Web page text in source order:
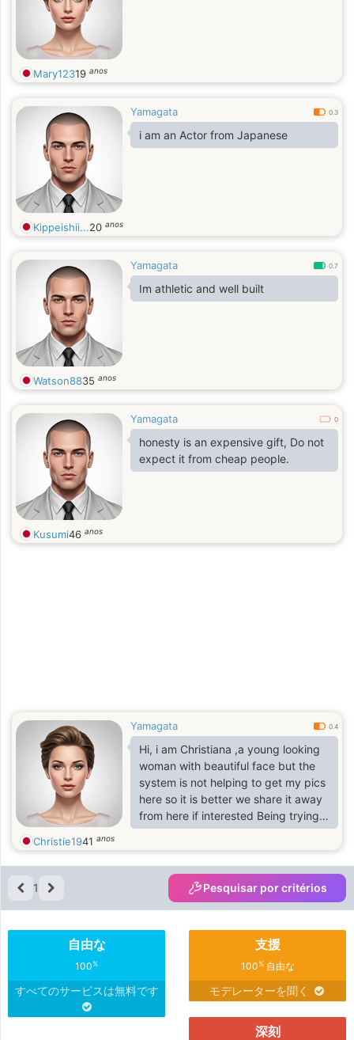
Mary12319 anos
Yamagata 0.3
i am an Actor from Japanese
Kippeishii...20 anos
Yamagata 0.7
Im athletic and well built
Watson8835 anos
Yamagata 0
honesty is an expensive gift, Do not
expect it from cheap people.
Kusumi46 anos
Yamagata 0.4
Hi, i am Christiana ,a young looking
woman with beautiful face but the
system is not helping to get my pics
here so it is better we share it away
from here if interested Being trying
to get myself here but since i am not
familiar with this things making it
quite hard for me.. and never
married but been through couple of
bad relationship which i do not want
to meet someone who knows what
he is looking forI am a mixed race of
European and American
Christie1941 anos
1 Pesquisar por critérios
自由な
100%
すべてのサービスは無料です
支援
100%自由な
モデレーターを聞く
深刻